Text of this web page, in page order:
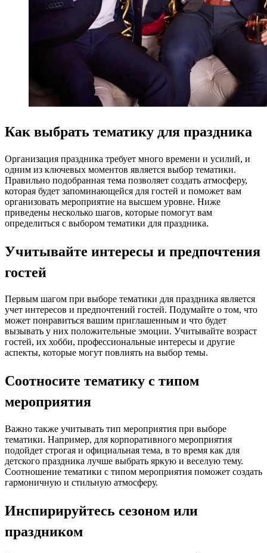
Как выбрать тематику для праздника
Организация праздника требует много времени и усилий, и
одним из ключевых моментов является выбор тематики.
Правильно подобранная тема позволяет создать атмосферу,
которая будет запоминающейся для гостей и поможет вам
организовать мероприятие на высшем уровне. Ниже
приведены несколько шагов, которые помогут вам
определиться с выбором тематики для праздника.
Учитывайте интересы и предпочтения
гостей
Первым шагом при выборе тематики для праздника является
учет интересов и предпочтений гостей. Подумайте о том, что
может понравиться вашим приглашенным и что будет
вызывать у них положительные эмоции. Учитывайте возраст
гостей, их хобби, профессиональные интересы и другие
аспекты, которые могут повлиять на выбор темы.
Соотносите тематику с типом
мероприятия
Важно также учитывать тип мероприятия при выборе
тематики. Например, для корпоративного мероприятия
подойдет строгая и официальная тема, в то время как для
детского праздника лучше выбрать яркую и веселую тему.
Соотношение тематики с типом мероприятия поможет создать
гармоничную и стильную атмосферу.
Инспирируйтесь сезоном или
праздником